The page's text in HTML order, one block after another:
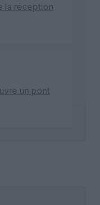
la réception
un pont